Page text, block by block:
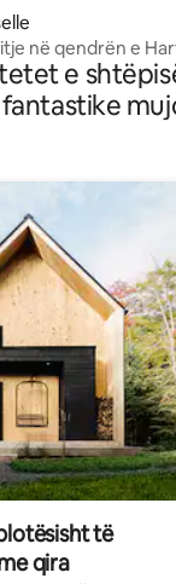
në qendrën e
e
fantastike
të
qira